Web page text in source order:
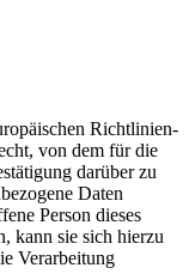
Richtlinien-
von dem für die
darüber zu
Daten
Person dieses
kann sie sich hierzu
Verarbeitung